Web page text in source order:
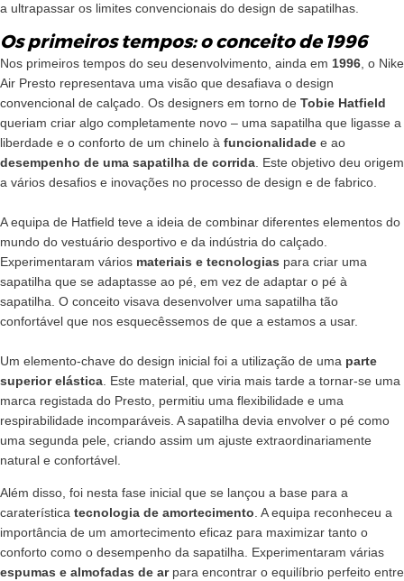
a ultrapassar os limites convencionais do design de sapatilhas.
Os primeiros tempos: o conceito de 1996
Nos primeiros tempos do seu desenvolvimento, ainda em 1996, o Nike
Air Presto representava uma visão que desafiava o design
convencional de calçado. Os designers em torno de Tobie Hatfield
queriam criar algo completamente novo – uma sapatilha que ligasse a
liberdade e o conforto de um chinelo à funcionalidade e ao
desempenho de uma sapatilha de corrida. Este objetivo deu origem
a vários desafios e inovações no processo de design e de fabrico.
A equipa de Hatfield teve a ideia de combinar diferentes elementos do
mundo do vestuário desportivo e da indústria do calçado.
Experimentaram vários materiais e tecnologias para criar uma
sapatilha que se adaptasse ao pé, em vez de adaptar o pé à
sapatilha. O conceito visava desenvolver uma sapatilha tão
confortável que nos esquecêssemos de que a estamos a usar.
Um elemento-chave do design inicial foi a utilização de uma parte
superior elástica. Este material, que viria mais tarde a tornar-se uma
marca registada do Presto, permitiu uma flexibilidade e uma
respirabilidade incomparáveis. A sapatilha devia envolver o pé como
uma segunda pele, criando assim um ajuste extraordinariamente
natural e confortável.
Além disso, foi nesta fase inicial que se lançou a base para a
caraterística tecnologia de amortecimento. A equipa reconheceu a
importância de um amortecimento eficaz para maximizar tanto o
conforto como o desempenho da sapatilha. Experimentaram várias
espumas e almofadas de arpara encontrar o equilíbrio perfeito entre